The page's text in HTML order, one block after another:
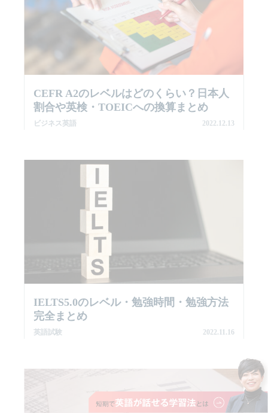
CEFR A2のレベルはどのくらい？日本人
割合や英検・TOEICへの換算まとめ
ビジネス英語 2022.12.13
IELTS5.0のレベル・勉強時間・勉強方法
完全まとめ
英語試験 2022.11.16